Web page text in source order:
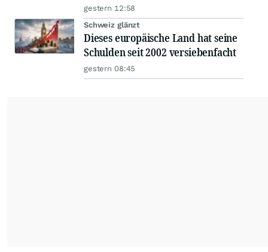
gestern 12:58
Schweiz glänzt
Dieses europäische Land hat seine
Schulden seit 2002 versiebenfacht
gestern 08:45